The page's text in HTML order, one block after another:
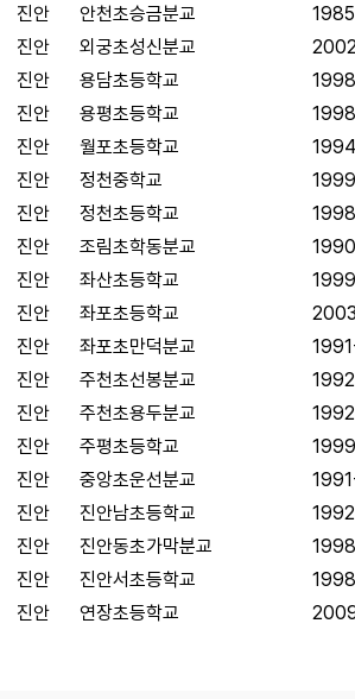
진안 안천초승금분교
진안 외궁초성신분교
진안 용담초등학교
진안 용평초등학교
진안 월포초등학교
진안 정천중학교
진안 정천초등학교
진안 조림초학동분교
진안 좌산초등학교
진안 좌포초등학교
진안 좌포초만덕분교
진안 주천초선봉분교
진안 주천초용두분교
진안 주평초등학교
진안 중앙초운선분교
진안 진안남초등학교
진안 진안동초가막분교
진안 진안서초등학교
진안 연장초등학교